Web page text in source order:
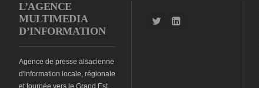
L’AGENCE
MULTIMEDIA
D’INFORMATION
Agence de presse alsacienne
d'information locale, régionale
et tournée vers le Grand Est.